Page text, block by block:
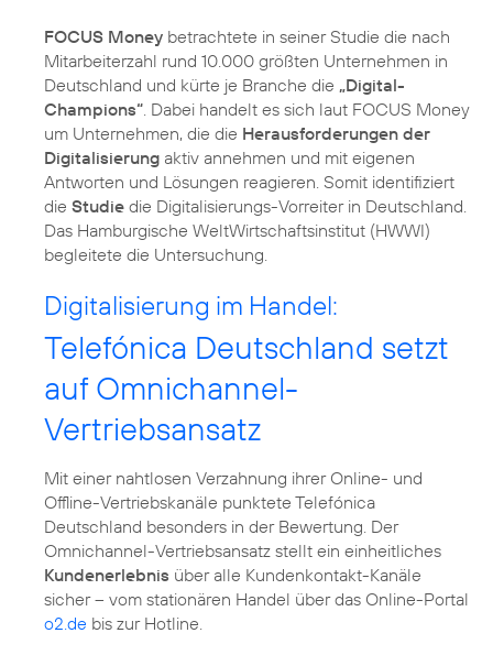
FOCUS Money betrachtete in seiner Studie die nach
Mitarbeiterzahl rund 10.000 größten Unternehmen in
Deutschland und kürte je Branche die „Digital-
Champions“ . Dabei handelt es sich laut FOCUS Money
um Unternehmen, die die Herausforderungen der
Digitalisierung aktiv annehmen und mit eigenen
Antworten und Lösungen reagieren. Somit identifiziert
die Studie die Digitalisierungs-Vorreiter in Deutschland.
Das Hamburgische WeltWirtschaftsinstitut (HWWI)
begleitete die Untersuchung.
Digitalisierung im Handel:
Telefónica Deutschland setzt
auf Omnichannel-
Vertriebsansatz
Mit einer nahtlosen Verzahnung ihrer Online- und
Offline-Vertriebskanäle punktete Telefónica
Deutschland besonders in der Bewertung. Der
Omnichannel-Vertriebsansatz stellt ein einheitliches
Kundenerlebnis über alle Kundenkontakt-Kanäle
sicher – vom stationären Handel über das Online-Portal
o2.de bis zur Hotline.